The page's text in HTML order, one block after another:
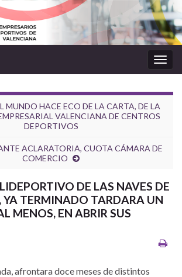
la
MUNDO HACE ECO DE LA CARTA, DE LA
VALENCIANA DE CENTROS
DEPORTIVOS
ACLARATORIA, CUOTA CÁMARA DE
COMERCIO
DE LAS NAVES DE
YA TERMINADO TARDARA UN
MENOS, EN ABRIR SUS
afrontara doce meses de distintos